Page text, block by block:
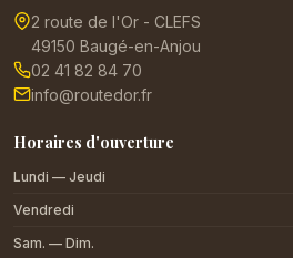
2 route de l'Or - CLEFS
49150 Baugé-en-Anjou
02 41 82 84 70
info@routedor.fr
Horaires d'ouverture
Lundi — Jeudi
Vendredi
Sam. — Dim.